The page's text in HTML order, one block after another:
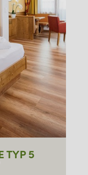
TYP 5